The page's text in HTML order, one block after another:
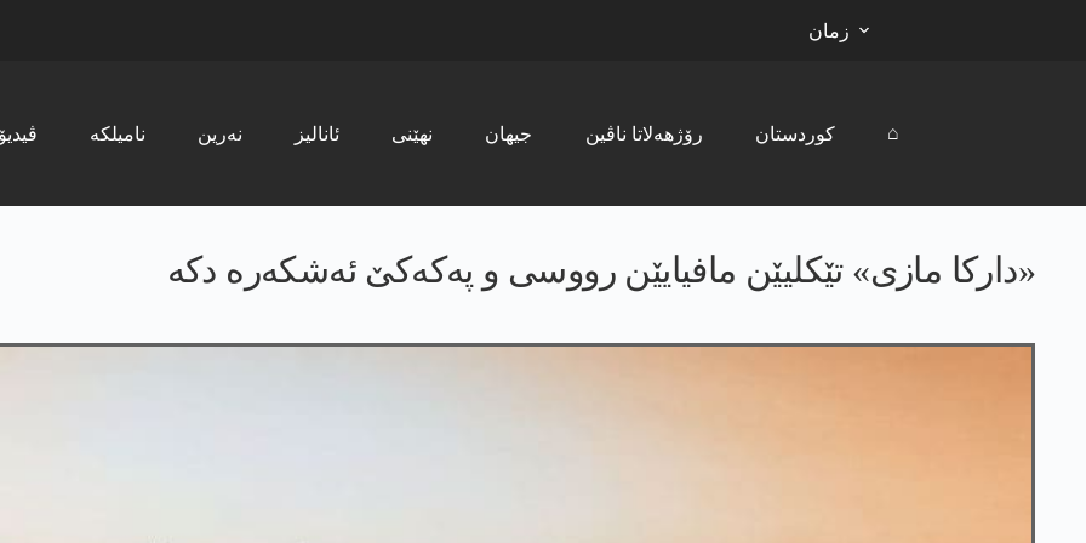
زمان
ڤیدیۆ نامیلکە نەرین ئانالیز نھێنی جیھان رۆژھەلاتا ناڤین کوردستان ⌂
«دارکا مازی» تێکلیێن مافیایێن رووسی و پەکەکێ ئه‌شكه‌ره‌ دكه‌